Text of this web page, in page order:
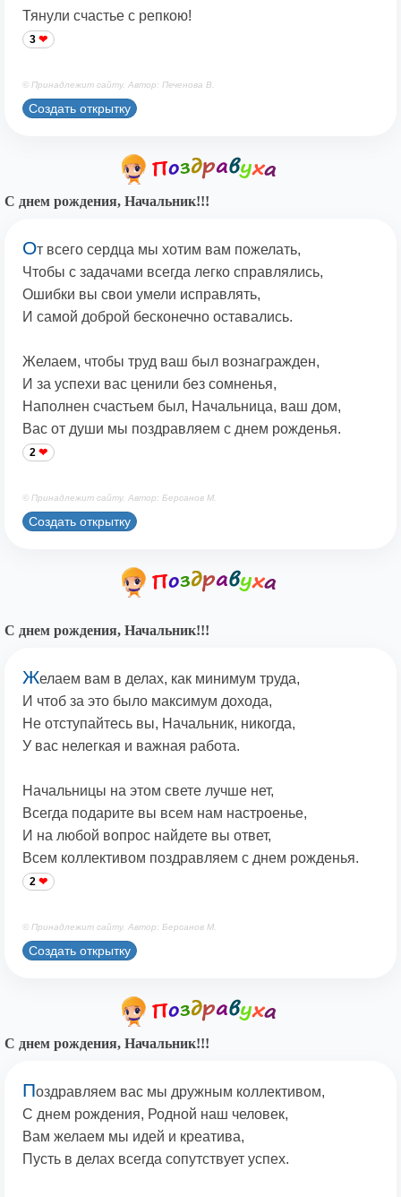
Тянули счастье с репкою!
3
© Принадлежит сайту. Автор: Печенова В.
Создать открытку
С днем рождения, Начальник!!!
От всего сердца мы хотим вам пожелать,
Чтобы с задачами всегда легко справлялись,
Ошибки вы свои умели исправлять,
И самой доброй бесконечно оставались.
Желаем, чтобы труд ваш был вознагражден,
И за успехи вас ценили без сомненья,
Наполнен счастьем был, Начальница, ваш дом,
Вас от души мы поздравляем с днем рожденья.
2
© Принадлежит сайту. Автор: Берсанов М.
Создать открытку
С днем рождения, Начальник!!!
Желаем вам в делах, как минимум труда,
И чтоб за это было максимум дохода,
Не отступайтесь вы, Начальник, никогда,
У вас нелегкая и важная работа.
Начальницы на этом свете лучше нет,
Всегда подарите вы всем нам настроенье,
И на любой вопрос найдете вы ответ,
Всем коллективом поздравляем с днем рожденья.
2
© Принадлежит сайту. Автор: Берсанов М.
Создать открытку
С днем рождения, Начальник!!!
Поздравляем вас мы дружным коллективом,
С днем рождения, Родной наш человек,
Вам желаем мы идей и креатива,
Пусть в делах всегда сопутствует успех.